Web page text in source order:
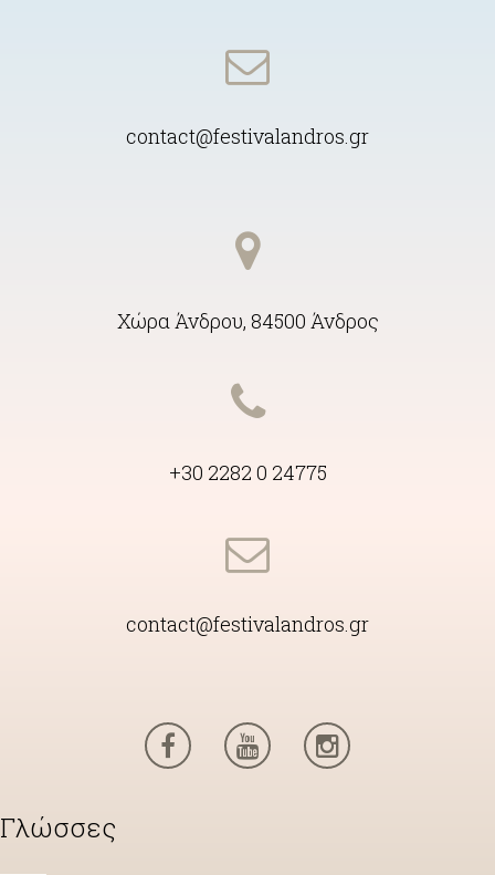
contact@festivalandros.gr
Χώρα Άνδρου, 84500 Άνδρος
+30 2282 0 24775
contact@festivalandros.gr
Γλώσσες